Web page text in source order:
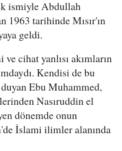
ismiyle Abdullah
tarihinde Mısır'ın
geldi.
cihat yanlısı akımların
Kendisi de bu
Ebu Muhammed,
Nasıruddin el
dönemde onun
İslami ilimler alanında